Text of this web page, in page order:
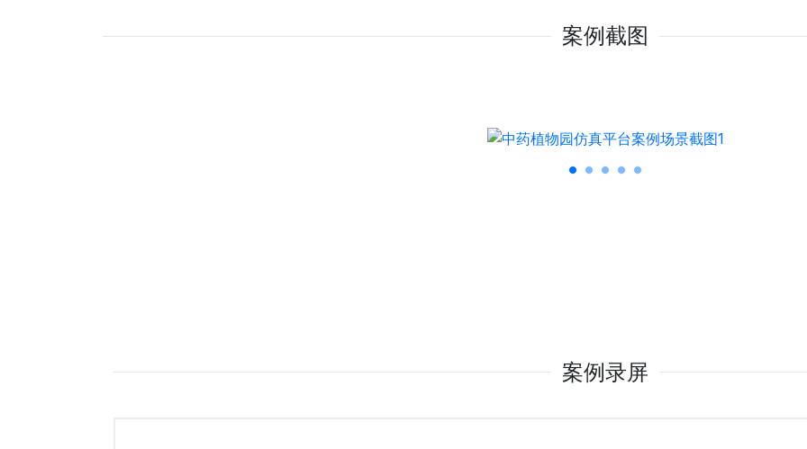
案例截图
案例录屏